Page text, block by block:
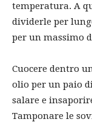
temperatura. A
dividerle per
per un massimo
Cuocere dentro
olio per un paio
salare e
Tamponare le